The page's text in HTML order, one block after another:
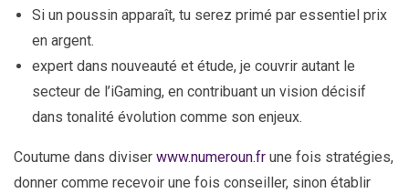
Si un poussin apparaît, tu serez primé par essentiel prix
en argent.
expert dans nouveauté et étude, je couvrir autant le
secteur de l’iGaming, en contribuant un vision décisif
dans tonalité évolution comme son enjeux.
Coutume dans diviser www.numeroun.fr une fois stratégies,
donner comme recevoir une fois conseiller, sinon établir